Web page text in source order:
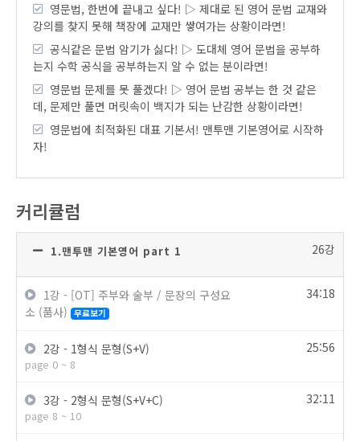
영문법, 한번에 끝내고 싶다! ▷ 제대로 된 영어 문법 교재와
강의를 찾지 못해 책장에 교재만 쌓여가는 상황이라면!
공식같은 문법 암기가 싫다! ▷ 도대체 영어 문법을 공부하
는지 수학 공식을 공부하는지 알 수 없는 분이라면!
영문법 문제를 못 풀겠다! ▷ 영어 문법 공부는 한 것 같은
데, 문제만 풀면 머릿속이 백지가 되는 난감한 상황이라면!
영문법에 최적화된 대표 기본서! 맨투맨 기본영어로 시작하
자!
커리큘럼
1.맨투맨 기본영어 part 1 26강
1강 - [OT] 주부와 술부 / 문장의 구성요
소 (품사)
무료보기
34:18
2강 - 1형식 문형(S+V) 25:56
page 0 ~ 8
3강 - 2형식 문형(S+V+C) 32:11
page 8 ~ 10